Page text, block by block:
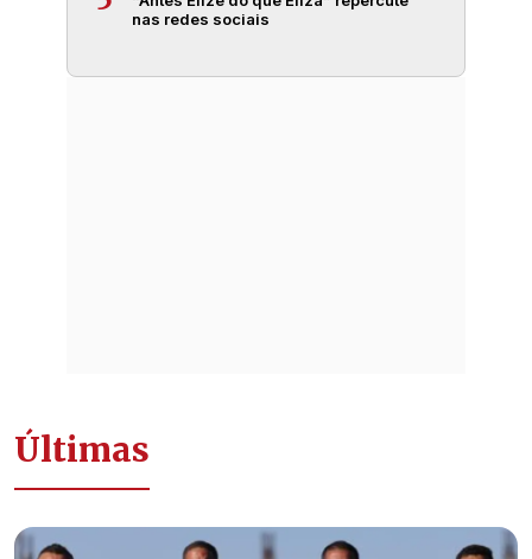
nas redes sociais
Últimas